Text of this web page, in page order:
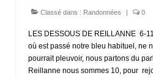
Classé dans : Randonnées | 0
LES DESSOUS DE REILLANNE 6-
où est passé notre bleu habituel, ne
pourrait pleuvoir, nous partons du
Reillanne nous sommes 10, pour